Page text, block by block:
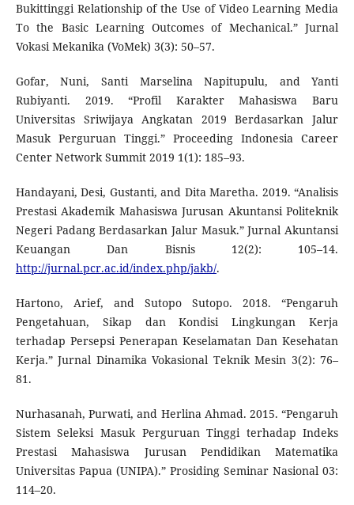
Bukittinggi Relationship of the Use of Video Learning Media
To the Basic Learning Outcomes of Mechanical.” Jurnal
Vokasi Mekanika (VoMek) 3(3): 50–57.
Gofar, Nuni, Santi Marselina Napitupulu, and Yanti
Rubiyanti. 2019. “Profil Karakter Mahasiswa Baru
Universitas Sriwijaya Angkatan 2019 Berdasarkan Jalur
Masuk Perguruan Tinggi.” Proceeding Indonesia Career
Center Network Summit 2019 1(1): 185–93.
Handayani, Desi, Gustanti, and Dita Maretha. 2019. “Analisis
Prestasi Akademik Mahasiswa Jurusan Akuntansi Politeknik
Negeri Padang Berdasarkan Jalur Masuk.” Jurnal Akuntansi
Keuangan Dan Bisnis 12(2): 105–14.
http://jurnal.pcr.ac.id/index.php/jakb/.
Hartono, Arief, and Sutopo Sutopo. 2018. “Pengaruh
Pengetahuan, Sikap dan Kondisi Lingkungan Kerja
terhadap Persepsi Penerapan Keselamatan Dan Kesehatan
Kerja.” Jurnal Dinamika Vokasional Teknik Mesin 3(2): 76–
81.
Nurhasanah, Purwati, and Herlina Ahmad. 2015. “Pengaruh
Sistem Seleksi Masuk Perguruan Tinggi terhadap Indeks
Prestasi Mahasiswa Jurusan Pendidikan Matematika
Universitas Papua (UNIPA).” Prosiding Seminar Nasional 03:
114–20.